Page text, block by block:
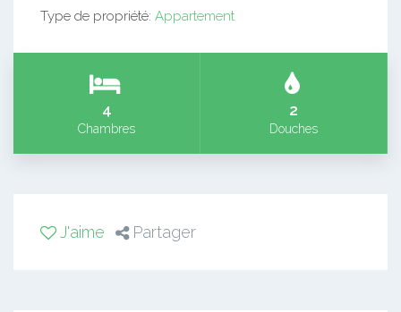
Type de propriété: Appartement
4
Chambres
2
Douches
J'aime Partager